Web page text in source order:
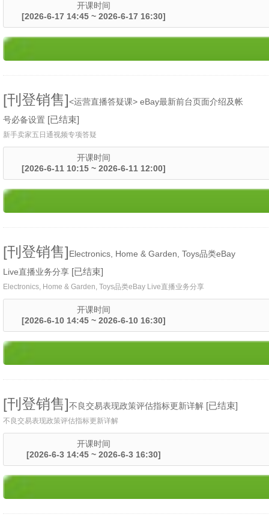
开课时间
[2026-6-17 14:45 ~ 2026-6-17 16:30]
[刊登销售]<运营直播答疑课> eBay最新前台页面介绍及帐
号必备设置 [已结束]
新手卖家五日通视频专项答疑
开课时间
[2026-6-11 10:15 ~ 2026-6-11 12:00]
[刊登销售]Electronics, Home & Garden, Toys品类eBay
Live直播业务分享 [已结束]
Electronics, Home & Garden, Toys品类eBay Live直播业务分享
开课时间
[2026-6-10 14:45 ~ 2026-6-10 16:30]
[刊登销售]不良交易表现政策评估指标更新详解 [已结束]
不良交易表现政策评估指标更新详解
开课时间
[2026-6-3 14:45 ~ 2026-6-3 16:30]